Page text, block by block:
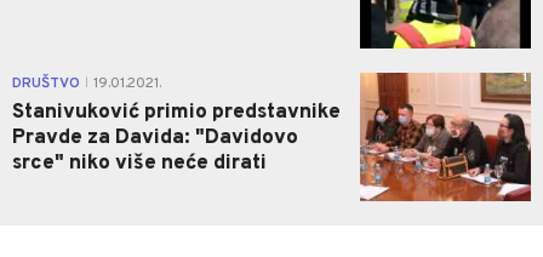
DRUŠTVO 19.01.2021.
Stanivuković primio predstavnike
Pravde za Davida: "Davidovo
srce" niko više neće dirati
1